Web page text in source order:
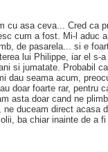
cu asa ceva... Cred ca
cum a fost. Mi-l aduc
de pasarela... si e
lui Philippe, iar el s-
si jumatate. Probabil
dau seama acum,
doar foarte rar, pentru
asta doar cand ne
ne duceam direct acasa
ba chiar inainte de a